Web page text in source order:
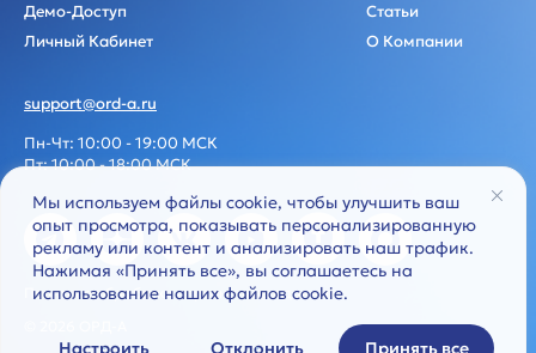
Мы используем файлы cookie, чтобы улучшить ваш
опыт просмотра, показывать персонализированную
рекламу или контент и анализировать наш трафик.
Нажимая «Принять все», вы соглашаетесь на
использование наших файлов cookie.
Настроить Отклонить Принять все
Демо-Доступ
Личный Кабинет
Статьи
О Компании
support@ord-a.ru
Пн-Чт: 10:00 - 19:00 МСК
Пт: 10:00 - 18:00 МСК
Политика обработки персональных данных